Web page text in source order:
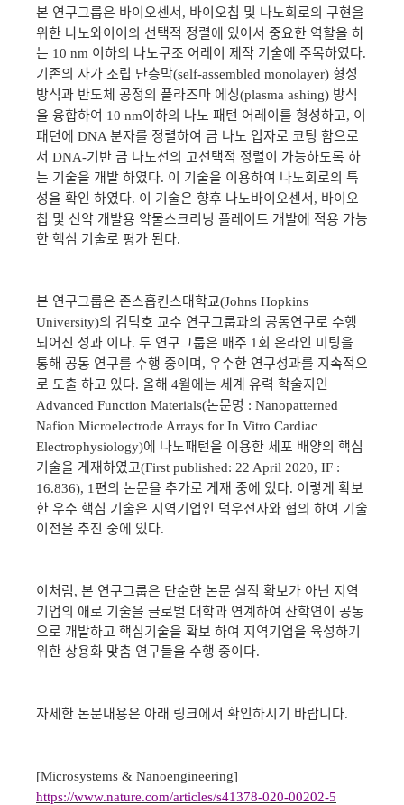
본 연구그룹은 바이오센서, 바이오칩 및 나노회로의 구현을
위한 나노와이어의 선택적 정렬에 있어서 중요한 역할을 하
는 10 nm 이하의 나노구조 어레이 제작 기술에 주목하였다.
기존의 자가 조립 단층막(self-assembled monolayer) 형성
방식과 반도체 공정의 플라즈마 에싱(plasma ashing) 방식
을 융합하여 10 nm이하의 나노 패턴 어레이를 형성하고, 이
패턴에 DNA 분자를 정렬하여 금 나노 입자로 코팅 함으로
서 DNA-기반 금 나노선의 고선택적 정렬이 가능하도록 하
는 기술을 개발 하였다. 이 기술을 이용하여 나노회로의 특
성을 확인 하였다. 이 기술은 향후 나노바이오센서, 바이오
칩 및 신약 개발용 약물스크리닝 플레이트 개발에 적용 가능
한 핵심 기술로 평가 된다.
본 연구그룹은 존스홉킨스대학교(Johns Hopkins
University)의 김덕호 교수 연구그룹과의 공동연구로 수행
되어진 성과 이다. 두 연구그룹은 매주 1 회 온라인 미팅을
통해 공동 연구를 수행 중이며, 우수한 연구성과를 지속적으
로 도출 하고 있다. 올해 4월에는 세계 유력 학술지인
Advanced Function Materials(논문명 : Nanopatterned
Nafion Microelectrode Arrays for In Vitro Cardiac
Electrophysiology)에 나노패턴을 이용한 세포 배양의 핵심
기술을 게재하였고(First published: 22 April 2020, IF :
16.836), 1 편의 논문을 추가로 게재 중에 있다. 이렇게 확보
한 우수 핵심 기술은 지역기업인 덕우전자와 협의 하여 기술
이전을 추진 중에 있다.
이처럼, 본 연구그룹은 단순한 논문 실적 확보가 아닌 지역
기업의 애로 기술을 글로벌 대학과 연계하여 산학연이 공동
으로 개발하고 핵심기술을 확보 하여 지역기업을 육성하기
위한 상용화 맞춤 연구들을 수행 중이다.
자세한 논문내용은 아래 링크에서 확인하시기 바랍니다.
[Microsystems & Nanoengineering]
https://www.nature.com/articles/s41378-020-00202-5